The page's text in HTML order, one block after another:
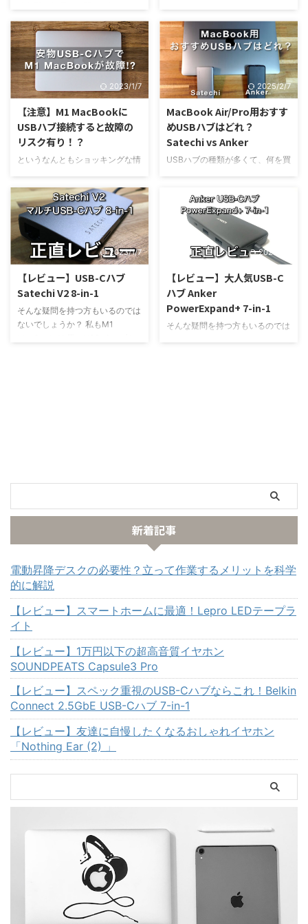
す。普段から半導体に関わる仕事
をしているので、そんなフィルタ
ーを通してガジェットを紹介して
いきます。 一 ...
は無くなるほど周辺アクセサリー
は私にとって重要なアイテム ...
す。 私はM1 MacBook Airをデス
クトップ環境にするために、
USB-Cハブを常設しているので
すが、ハブ周りのごちゃごちゃし
た配線がどうしても気になってい
ました。 そこで、100均であるア
単に配線をスッキリさせる事がで
きました。 USBハブ周りの配線
が気になっている方は是非最後ま
で記事をご覧ください。 USBハ
に問題は ...
ブを購入するまではiPad Pro単体
でずっと使用していたのですが、
USB-Cハブを入手してからは本
当に世界が変わりました。 読書
だけとかネット検索ぐらいにしか
使わない人にはあまり意味はあり
パソコンがわりに使いたい人には
無くてはならないアクセサリーで
す。 iPad Pro/AirとUSB-Cハブが
あればノートパソコンなんていら
ださい。 【結論】iPa ...
2023/1/7
【注意】M1 MacBookに
USBハブ接続すると故障の
リスク有り！？
というなんともショッキングな情
円のUSB-Cハブのせいで、せっ
かく買った高価なM1 MacBook
を壊したくないと思いますので、
いったいどんな事が起きているの
か、どんな対策をしたらいいの
か、ということを調べました。
している人も、現在ハブを使って
いる人もM1 MacBookを壊さな
いために是非この記事を参考にし
てください。 M1 MacBook
2025/2/7
MacBook Air/Pro用おすす
めUSBハブはどれ？
Satechi vs Anker
USBハブの種類が多くて、何を買
の？ MacBook用だったらどれが
おすすめ？ 外部モニターやUSB-
Aの周辺機器を使うために、USB
ハブを検討している人も多いと思
います。 私もM1 MacBook Air用
た時に、SatechiとAnkerどちら
を買おうか悩んだ経験がありま
す。 そして、4K60Hzに対応し
ていないUSBハブを買ってしま
2023/1/7
【レビュー】USB-Cハブ
Satechi V2 8-in-1
そんな疑問を持つ方もいるのでは
ないでしょうか？ 私もM1
PD ...
2023/1/7
【レビュー】大人気USB-C
ハブ Anker
PowerExpand+ 7-in-1
そんな疑問を持つ方もいるのでは
ポート これ1個あれば一般的な用
ってもいいぐらい機能が充実して
います。 また、An ...
新着記事
電動昇降デスクの必要性？立って作業するメリットを科学
的に解説
【レビュー】スマートホームに最適！Lepro LEDテープラ
イト
【レビュー】1万円以下の超高音質イヤホン
SOUNDPEATS Capsule3 Pro
【レビュー】スペック重視のUSB-Cハブならこれ！Belkin
Connect 2.5GbE USB-Cハブ 7-in-1
【レビュー】友達に自慢したくなるおしゃれイヤホン
「Nothing Ear (2) 」